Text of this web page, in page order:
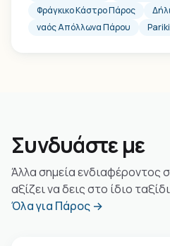
Φράγκικο Κάστρο Πάρος
ναός Απόλλωνα Πάρου
Συνδυάστε με
Άλλα σημεία ενδιαφέροντος
αξίζει να δεις στο ίδιο
Όλα για Πάρος →